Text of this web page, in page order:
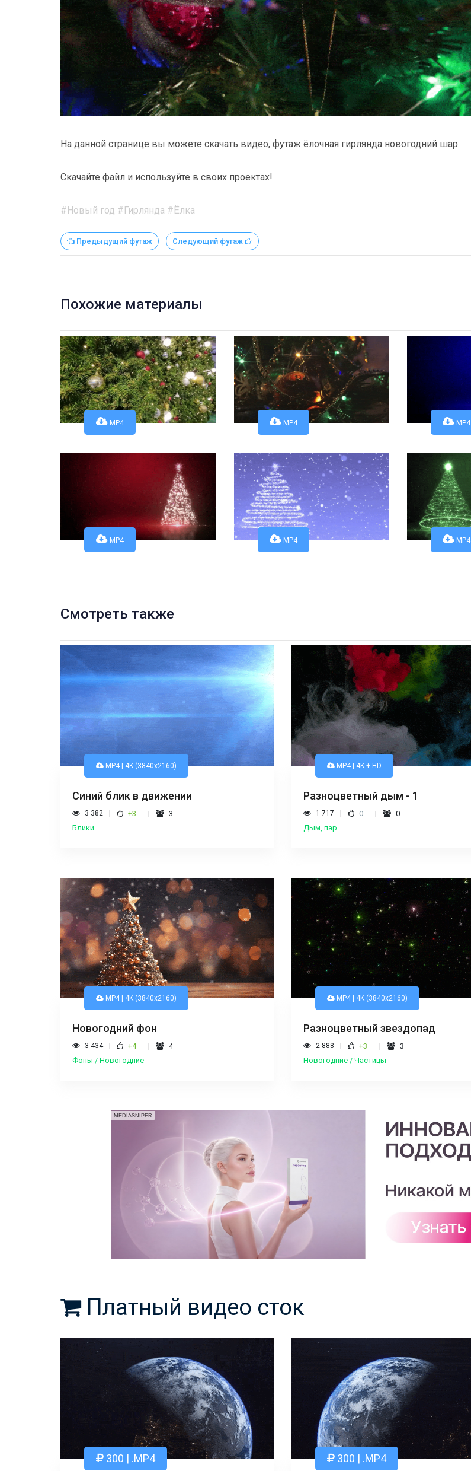
На данной странице вы можете скачать видео, футаж ёлочная гирлянда новогодний шар
Скачайте файл и используйте в своих проектах!
#Новый год #Гирлянда #Ёлка
Предыдущий футаж Следующий футаж
Похожие материалы
MP4 MP4 MP4
MP4 MP4 MP4
Смотреть также
MP4 | 4K (3840x2160)
Синий блик в движении
3 382 +3
3
Блики
MP4 | 4K + HD
Разноцветный дым - 1
1 717 0
0
Дым, пар
MP4 | 4K (3840x2160)
Новогодний фон
3 434 +4
4
Фоны / Новогодние
MP4 | 4K (3840x2160)
Разноцветный звездопад
2 888 +3
3
Новогодние / Частицы
MEDIASNIPER
Платный видео сток
300 | .MP4 300 | .MP4